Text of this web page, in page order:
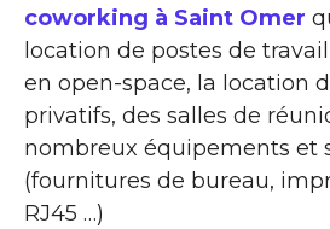
coworking à Saint Omer
location de postes de
en open-space, la location
privatifs, des salles de
nombreux équipements et
(fournitures de bureau,
RJ45 …)